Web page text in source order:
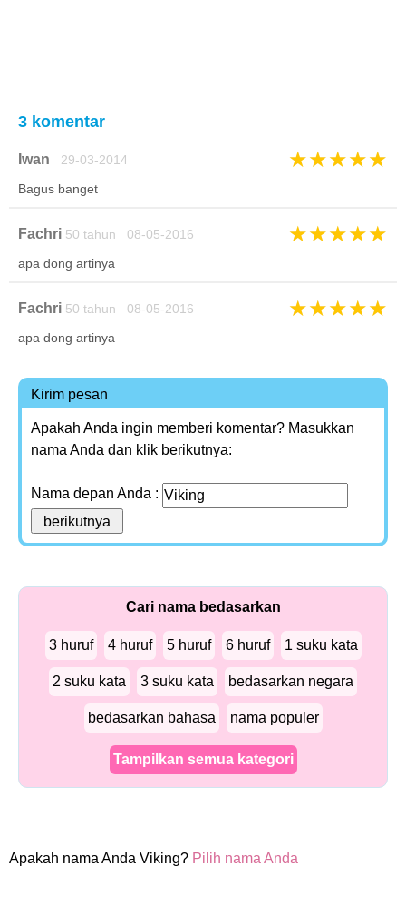
3 komentar
Iwan 29-03-2014 ★★★★★
Bagus banget
Fachri 50 tahun 08-05-2016 ★★★★★
apa dong artinya
Fachri 50 tahun 08-05-2016 ★★★★★
apa dong artinya
Kirim pesan
Apakah Anda ingin memberi komentar? Masukkan
nama Anda dan klik berikutnya:
Nama depan Anda :
Cari nama bedasarkan
3 huruf 4 huruf 5 huruf 6 huruf 1 suku kata
2 suku kata 3 suku kata bedasarkan negara
bedasarkan bahasa nama populer
Tampilkan semua kategori
Apakah nama Anda Viking? Pilih nama Anda